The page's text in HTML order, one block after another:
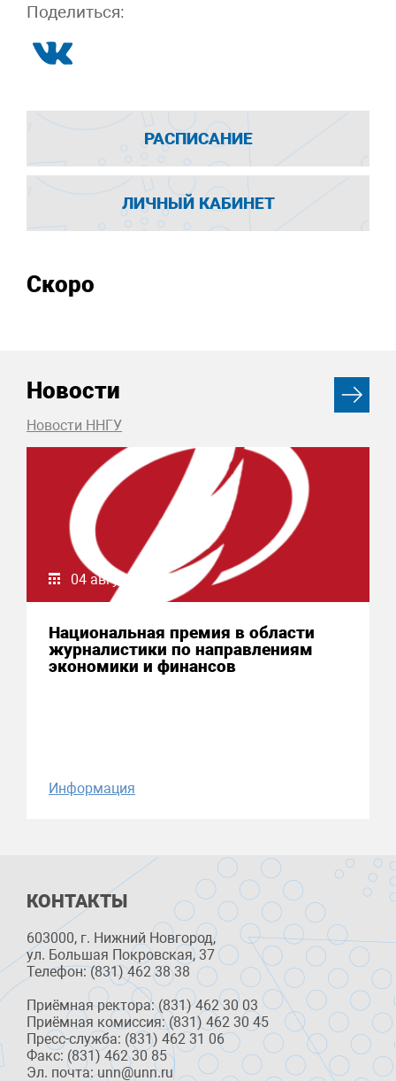
Поделиться:
РАСПИСАНИЕ
ЛИЧНЫЙ КАБИНЕТ
Скоро
Новости
Новости ННГУ
04 августа 2026
Национальная премия в области
журналистики по направлениям
экономики и финансов
Информация
КОНТАКТЫ
603000, г. Нижний Новгород,
ул. Большая Покровская, 37
Телефон: (831) 462 38 38
Приёмная ректора: (831) 462 30 03
Приёмная комиссия: (831) 462 30 45
Пресс-служба: (831) 462 31 06
Факс: (831) 462 30 85
Эл. почта: unn@unn.ru